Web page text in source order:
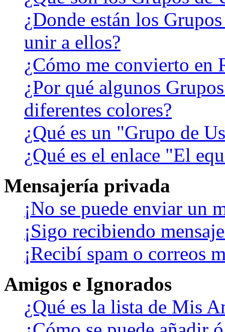
¿Donde están los
unir a ellos?
¿Cómo me convierto en
¿Por qué algunos
diferentes colores?
¿Qué es un "Grupo de
¿Qué es el enlace "El
Mensajería privada
¡No se puede enviar un
¡Sigo recibiendo
¡Recibí spam o correos
Amigos e Ignorados
¿Qué es la lista de Mis